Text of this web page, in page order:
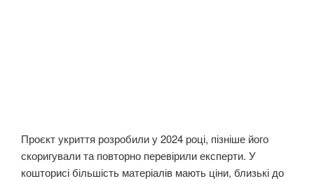
Проєкт укриття розробили у 2024 році, пізніше його
скоригували та повторно перевірили експерти. У
кошторисі більшість матеріалів мають ціни, близькі до